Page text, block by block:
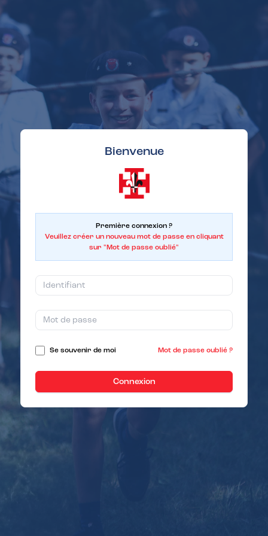
Bienvenue
Première connexion ?
Veuillez créer un nouveau mot de passe en cliquant
sur "Mot de passe oublié"
Se souvenir de moi Mot de passe oublié ?
Connexion